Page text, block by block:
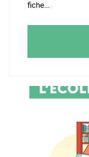
fiche...